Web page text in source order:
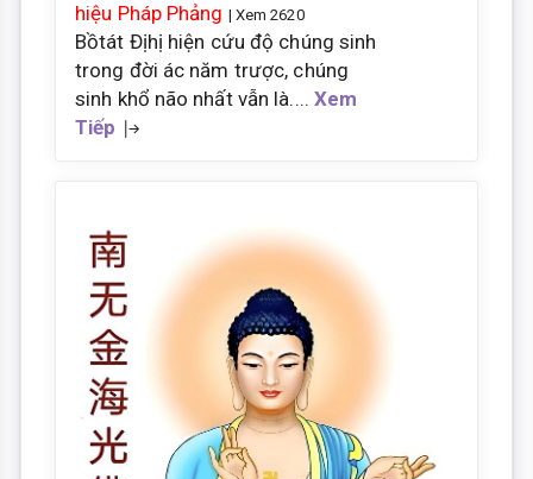
hiệu Pháp Phảng | Xem 2620
Bồtát Địhị hiện cứu độ chúng sinh
trong đời ác năm trược, chúng
sinh khổ não nhất vẫn là.... Xem
Tiếp